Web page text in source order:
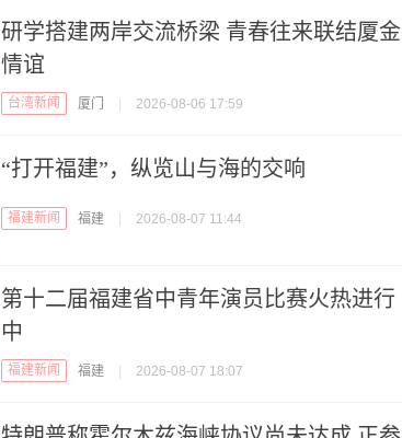
研学搭建两岸交流桥梁 青春往来联结厦金
情谊
台湾新闻 厦门 2026-08-06 17:59
“打开福建”，纵览山与海的交响
福建新闻 福建 2026-08-07 11:44
第十二届福建省中青年演员比赛火热进行
中
福建新闻 福建 2026-08-07 18:07